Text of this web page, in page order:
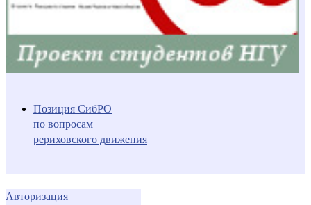
Позиция СибРО
по вопросам
рериховского движения
Авторизация